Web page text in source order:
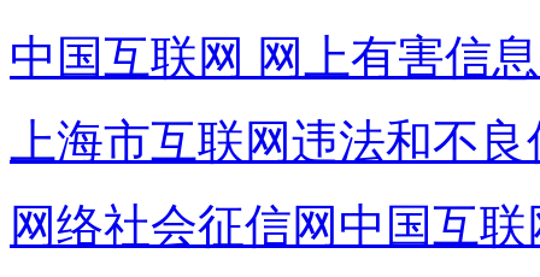
中国互联网 网上有害信
上海市互联网违法和不
网络社会征信网 中国互